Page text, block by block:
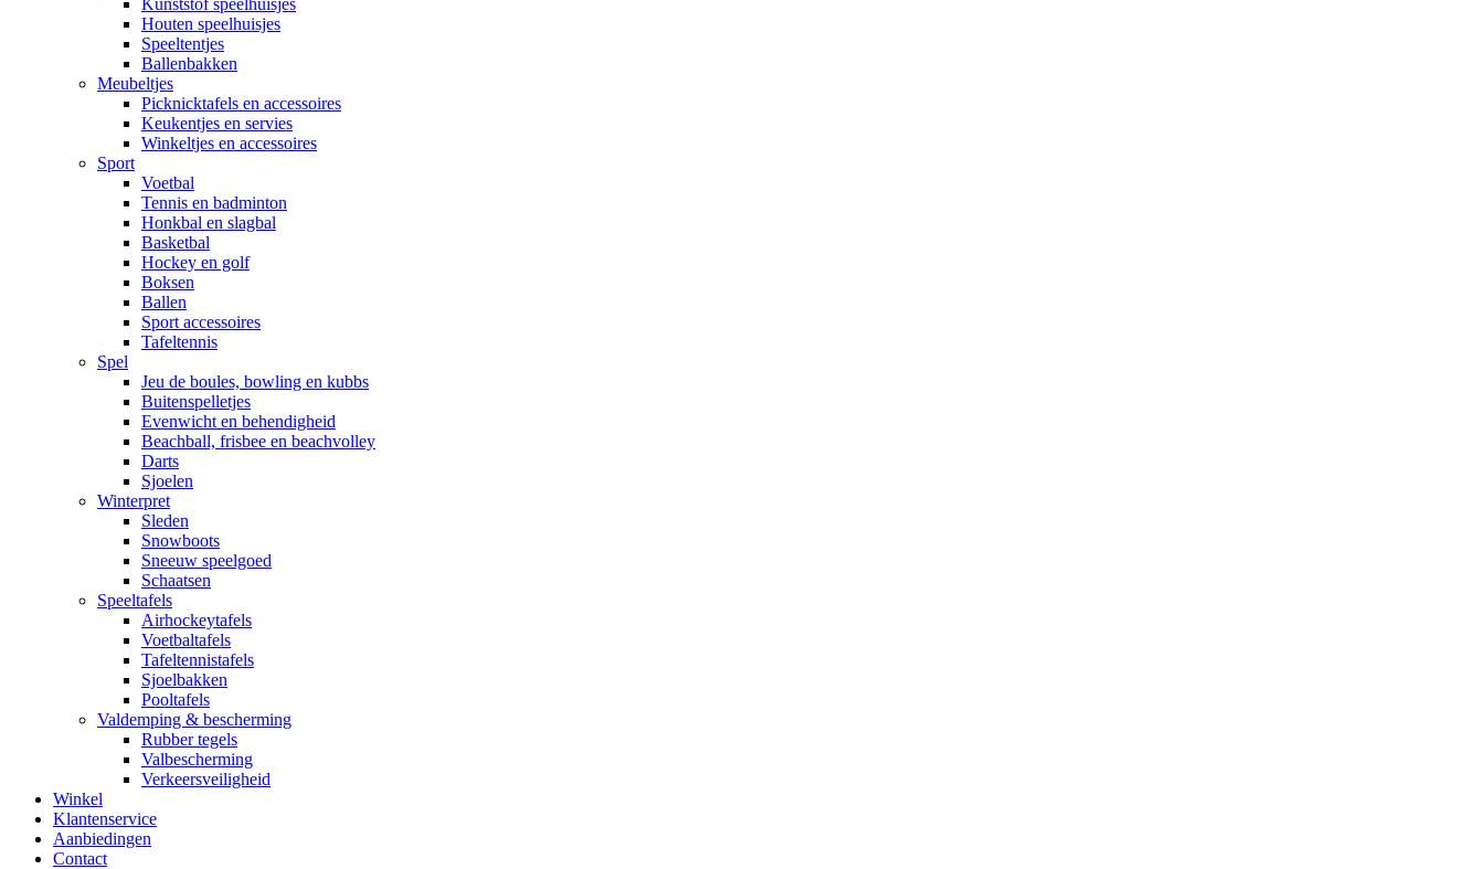
Kunststof speelhuisjes
Houten speelhuisjes
Speeltentjes
Ballenbakken
Meubeltjes
Picknicktafels en accessoires
Keukentjes en servies
Winkeltjes en accessoires
Sport
Voetbal
Tennis en badminton
Honkbal en slagbal
Basketbal
Hockey en golf
Boksen
Ballen
Sport accessoires
Tafeltennis
Spel
Jeu de boules, bowling en kubbs
Buitenspelletjes
Evenwicht en behendigheid
Beachball, frisbee en beachvolley
Darts
Sjoelen
Winterpret
Sleden
Snowboots
Sneeuw speelgoed
Schaatsen
Speeltafels
Airhockeytafels
Voetbaltafels
Tafeltennistafels
Sjoelbakken
Pooltafels
Valdemping & bescherming
Rubber tegels
Valbescherming
Verkeersveiligheid
Winkel
Klantenservice
Aanbiedingen
Contact